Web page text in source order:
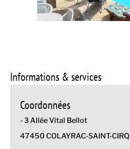
Informations & services
Coordonnées
- 3 Allée Vital Bellot
47450 COLAYRAC-SAINT-CIRQ